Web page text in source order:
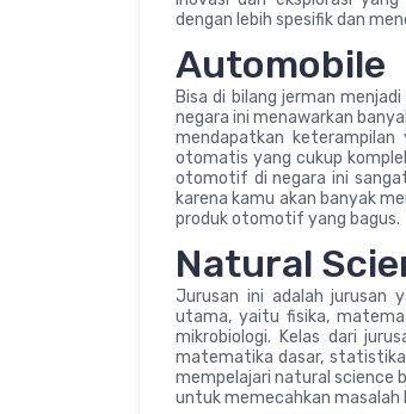
dengan lebih spesifik dan
Automobile
Bisa di bilang jerman
negara ini menawarkan
mendapatkan
otomatis yang cukup
otomotif di negara ini
karena kamu akan banyak
produk otomotif yang bagus.
Natural
Jurusan ini adalah jurusan
utama, yaitu fisika,
mikrobiologi. Kelas dari
matematika dasar,
mempelajari natural science
untuk memecahkan masalah